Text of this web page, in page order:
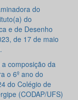
do
do
e de Desenho
de 17 de maio
composição da
o 6º ano do
do Colégio de
(CODAP/UFS)